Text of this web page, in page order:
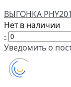
ВЫГОНКА
Нет в наличии
-
Уведомить о